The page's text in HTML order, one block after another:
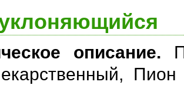
описание.